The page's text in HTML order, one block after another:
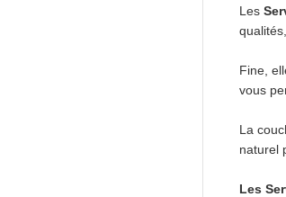
Les
Fine,
vous
La
naturel
Les